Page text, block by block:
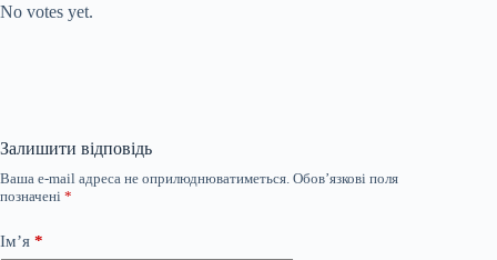
No votes yet.
Залишити відповідь
Ваша e-mail адреса не оприлюднюватиметься. Обов’язкові поля
позначені *
Ім’я *